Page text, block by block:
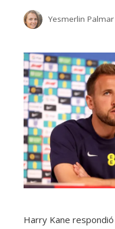
Yesmerlin Palmar
Harry Kane